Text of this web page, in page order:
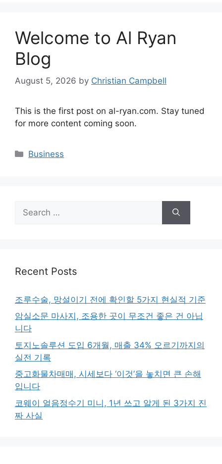
Welcome to Al Ryan
Blog
August 5, 2026 by Christian Campbell
This is the first post on al-ryan.com. Stay tuned
for more content coming soon.
Categories
Business
for:
Recent Posts
조루수술, 망설이기 전에 확인할 5가지 현실적 기준
암실소문 마사지, 조용한 곳이 무조건 좋은 건 아닙
니다
토지노솔루션 도입 6개월, 매출 34% 오르기까지의
실전 기록
중고화물차매매, 시세보다 ‘이것’을 놓치면 큰 손해
입니다
코웨이 얼음정수기 미니, 1년 쓰고 알게 된 3가지 진
짜 사실